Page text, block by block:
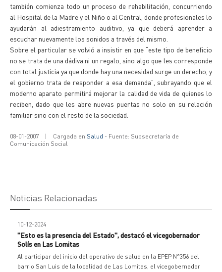
también comienza todo un proceso de rehabilitación, concurriendo
al Hospital de la Madre y el Niño o al Central, donde profesionales lo
ayudarán al adiestramiento auditivo, ya que deberá aprender a
escuchar nuevamente los sonidos a través del mismo.
Sobre el particular se volvió a insistir en que “este tipo de beneficio
no se trata de una dádiva ni un regalo, sino algo que les corresponde
con total justicia ya que donde hay una necesidad surge un derecho, y
el gobierno trata de responder a esa demanda”, subrayando que el
moderno aparato permitirá mejorar la calidad de vida de quienes lo
reciben, dado que les abre nuevas puertas no solo en su relación
familiar sino con el resto de la sociedad.
08-01-2007 | Cargada en Salud - Fuente: Subsecretaría de
Comunicación Social
Noticias Relacionadas
10-12-2024
"Esto es la presencia del Estado", destacó el vicegobernador
Solís en Las Lomitas
Al participar del inicio del operativo de salud en la EPEP N°356 del
barrio San Luis de la localidad de Las Lomitas, el vicegobernador